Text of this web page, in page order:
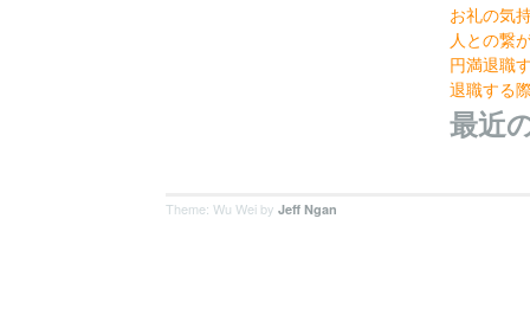
お礼の気
人との繋
円満退職
退職する
最近
Theme: Wu Wei by Jeff Ngan